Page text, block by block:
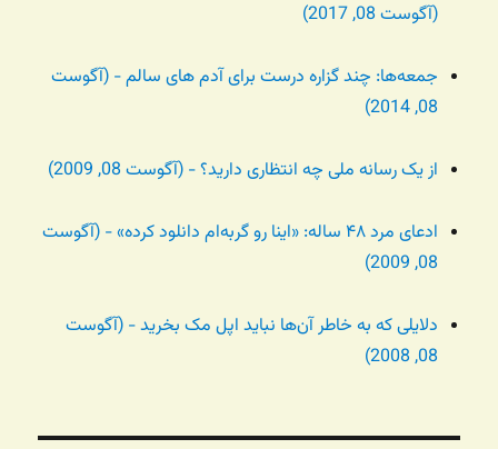
(آگوست 08, 2017)
جمعه‌ها: چند گزاره درست برای آدم های سالم - (آگوست
08, 2014)
از یک رسانه ملی چه انتظاری دارید؟ - (آگوست 08, 2009)
ادعای مرد ۴۸ ساله: «اینا رو گربه‌ام دانلود کرده» - (آگوست
08, 2009)
دلایلی که به خاطر آن‌ها نباید اپل مک بخرید - (آگوست
08, 2008)